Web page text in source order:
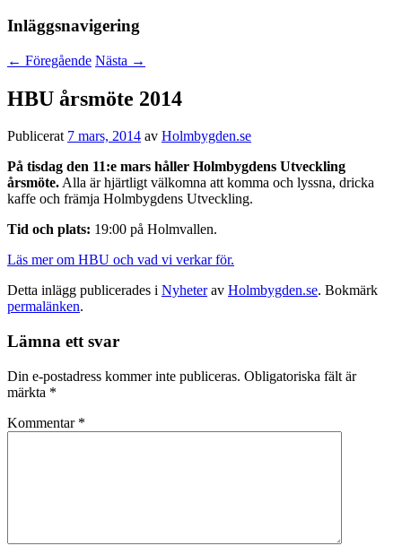
Inläggsnavigering
← Föregående Nästa →
HBU årsmöte 2014
Publicerat 7 mars, 2014 av Holmbygden.se
På tisdag den 11:e mars håller Holmbygdens Utveckling
årsmöte.Alla är hjärtligt välkomna att komma och lyssna, dricka
kaffe och främja Holmbygdens Utveckling.
Tid och plats: 19:00 på Holmvallen.
Läs mer om HBU och vad vi verkar för.
Detta inlägg publicerades i Nyheterav Holmbygden.se. Bokmärk
permalänken.
Lämna ett svar
Din e-postadress kommer inte publiceras. Obligatoriska fält är
märkta *
Kommentar *